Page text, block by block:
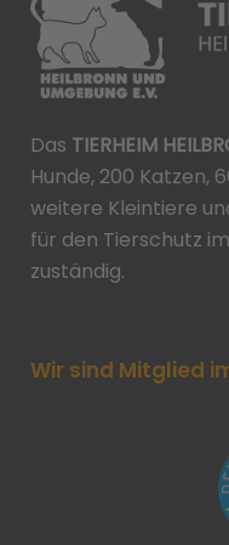
Das TIERHEIM
Hunde, 200 Katzen,
weitere Kleintiere
für den Tierschutz
zuständig.
Wir sind Mitglied